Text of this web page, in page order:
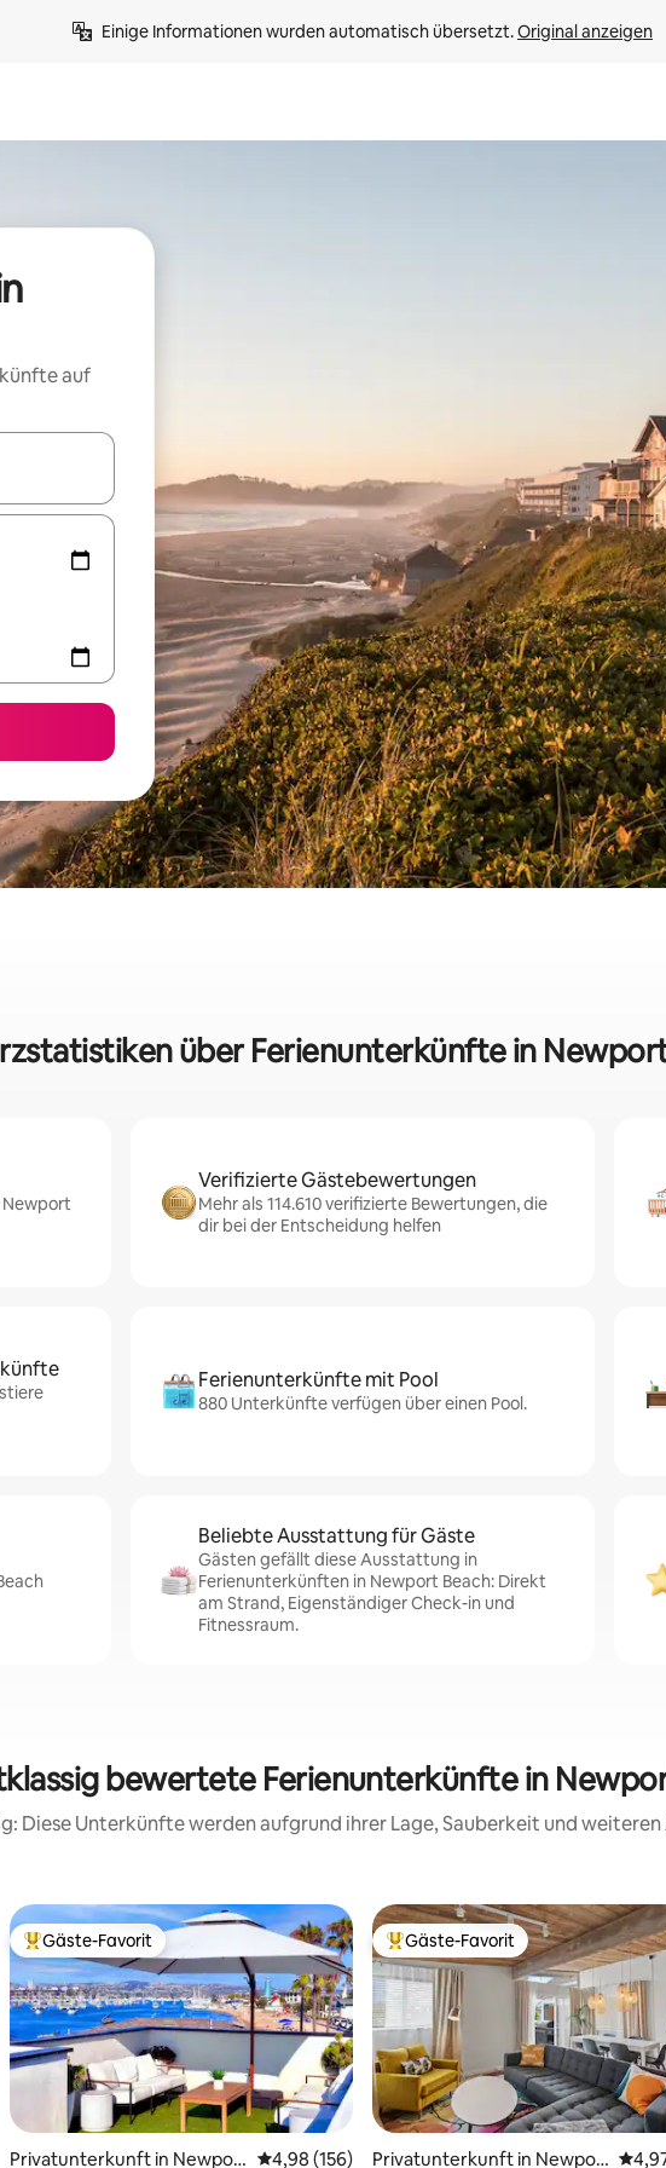
Einige Informationen wurden automatisch übersetzt. Original anzeigen
auf
mit den Pfeiltasten nach oben und unten oder erkunde die Ergebnisse durch
über Ferienunterkünfte in
Newport
Verifizierte Gästebewertungen
Mehr als 114.610 verifizierte Bewertungen, die
dir bei der Entscheidung helfen
Ferienunterkünfte mit Pool
880 Unterkünfte verfügen über einen Pool.
Beliebte Ausstattung für Gäste
Gästen gefällt diese Ausstattung in
Ferienunterkünften in Newport Beach: Direkt
am Strand, Eigenständiger Check-in und
Fitnessraum.
bewertete Ferienunterkünfte in
Diese Unterkünfte werden aufgrund ihrer Lage, Sauberkeit und
Bewertung: 4,95 von 5, 332 Bewertungen
Beliebter Gäste-Favorit.
Gäste-Favorit
Privatunterkunft in Newport Durchschnittliche Bewertung: 4,98 von 5, 156
4,98 (156)
Beliebter Gäste-Favorit.
Gäste-Favorit
Privatunterkunft in Newpor